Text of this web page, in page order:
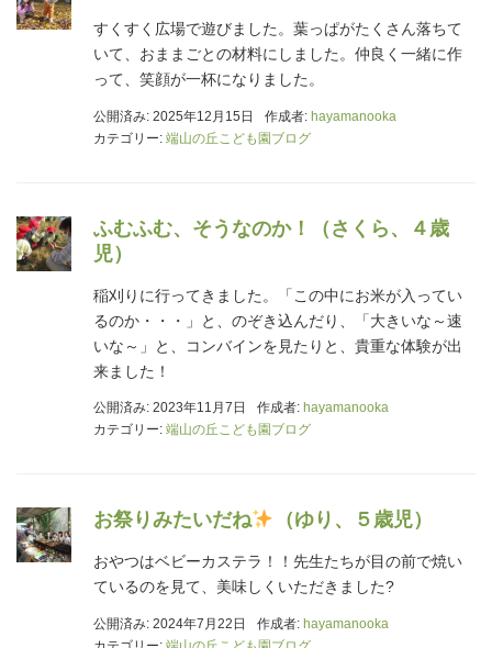
すくすく広場で遊びました。葉っぱがたくさん落ちて
いて、おままごとの材料にしました。仲良く一緒に作
って、笑顔が一杯になりました。
公開済み: 2025年12月15日 作成者: hayamanooka
カテゴリー: 端山の丘こども園ブログ
ふむふむ、そうなのか！（さくら、４歳
児）
稲刈りに行ってきました。「この中にお米が入ってい
るのか・・・」と、のぞき込んだり、「大きいな～速
いな～」と、コンバインを見たりと、貴重な体験が出
来ました！
公開済み: 2023年11月7日 作成者: hayamanooka
カテゴリー: 端山の丘こども園ブログ
お祭りみたいだね （ゆり、５歳児）
おやつはベビーカステラ！！先生たちが目の前で焼い
ているのを見て、美味しくいただきました?
公開済み: 2024年7月22日 作成者: hayamanooka